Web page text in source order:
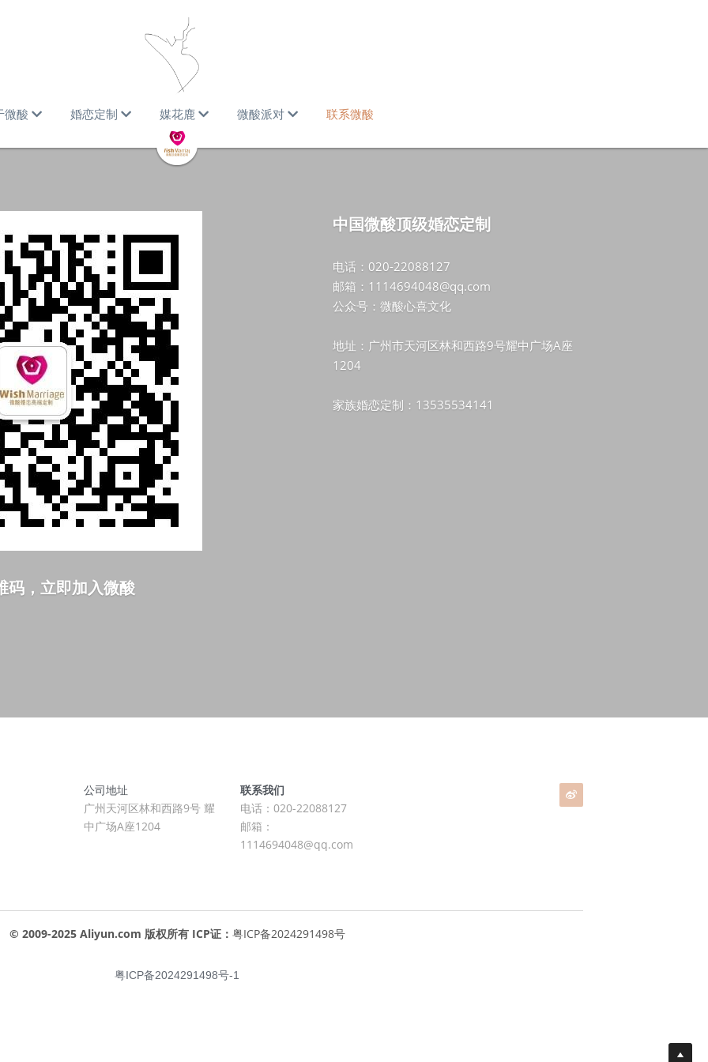
微酸 婚恋定制 媒花鹿 微酸派对 联系微酸
码，立即加入微酸
中国微酸顶级婚恋定制
电话：020-22088127
邮箱：1114694048@qq.com
公众号：微酸心喜文化
地址：广州市天河区林和西路9号耀中广场A座
1204
家族婚恋定制：13535534141
公司地址
广州天河区林和西路9号 耀
中广场A座1204
联系我们
电话：020-22088127
邮箱：
1114694048@qq.com
© 2009-2025 Aliyun.com 版权所有 ICP证： 粤ICP备2024291498号
粤ICP备2024291498号-1